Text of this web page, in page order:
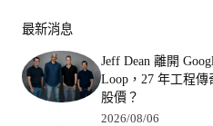
最新消息
Jeff Dean 離開
Loop，27 年工程傳
股價？
2026/08/06